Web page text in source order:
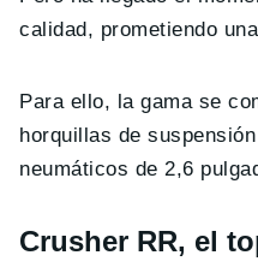
calidad, prometiendo
Para ello, la gama se
horquillas de
neumáticos de 2,6
Crusher RR, el